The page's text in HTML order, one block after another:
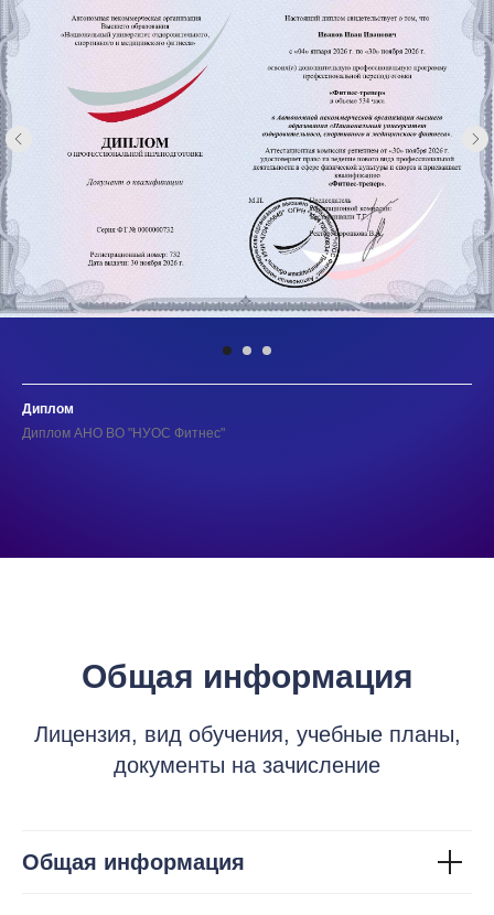
Диплом
Диплом АНО ВО "НУОС Фитнес"
Общая информация
Лицензия, вид обучения, учебные планы,
документы на зачисление
Общая информация